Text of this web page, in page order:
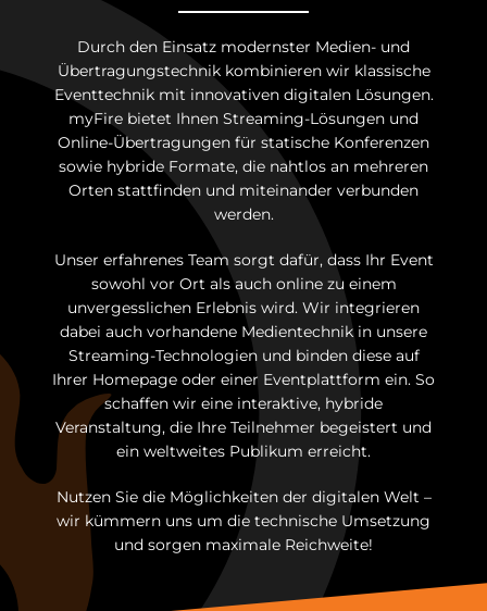
Durch den Einsatz modernster Medien- und
Übertragungstechnik kombinieren wir klassische
Eventtechnik mit innovativen digitalen Lösungen.
myFire bietet Ihnen Streaming-Lösungen und
Online-Übertragungen für statische Konferenzen
sowie hybride Formate, die nahtlos an mehreren
Orten stattfinden und miteinander verbunden
werden.
Unser erfahrenes Team sorgt dafür, dass Ihr Event
sowohl vor Ort als auch online zu einem
unvergesslichen Erlebnis wird. Wir integrieren
dabei auch vorhandene Medientechnik in unsere
Streaming-Technologien und binden diese auf
Ihrer Homepage oder einer Eventplattform ein. So
schaffen wir eine interaktive, hybride
Veranstaltung, die Ihre Teilnehmer begeistert und
ein weltweites Publikum erreicht.
Nutzen Sie die Möglichkeiten der digitalen Welt –
wir kümmern uns um die technische Umsetzung
und sorgen maximale Reichweite!